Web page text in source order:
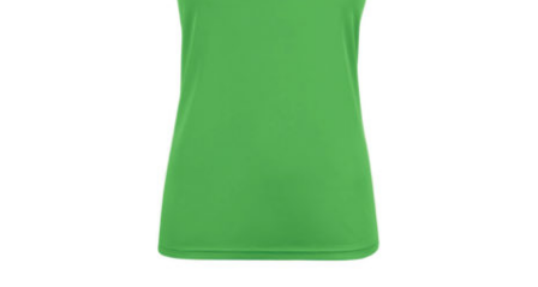
VALITSE VAIHTOEHDOISTA LISÄTIEDOT